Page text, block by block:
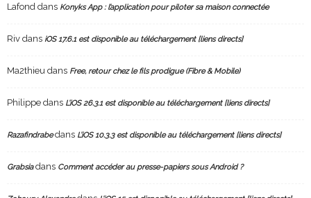
Lafond dans Konyks App : l’application pour piloter sa maison connectée
Riv dans iOS 17.6.1 est disponible au téléchargement [liens directs]
Ma2thieu dans Free, retour chez le fils prodigue (Fibre & Mobile)
Philippe dans L’iOS 26.3.1 est disponible au téléchargement [liens directs]
Razafindrabedans L’iOS 10.3.3 est disponible au téléchargement [liens directs]
Grabsiadans Comment accéder au presse-papiers sous Android ?